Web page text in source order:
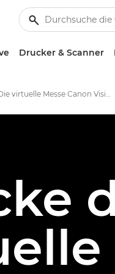
Drucker & Scanner
Die virtuelle Messe Canon Vision